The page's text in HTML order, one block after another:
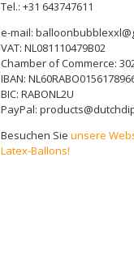
Tel.: +31 643747611
e-mail:
VAT: NL081110479B02
Chamber of Commerce:
IBAN:
BIC: RABONL2U
PayPal:
Besuchen Sieunsere
Latex-Ballons!